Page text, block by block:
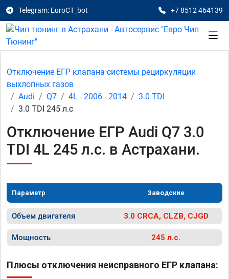
Telegram: EuroCT_bot +7 8512 464139
Отключение ЕГР клапана системы рециркуляции
выхлопных газов
Audi
Q7 4L - 2006 - 2014
3.0 TDI
3.0 TDI 245 л.с
Отключение ЕГР Audi Q7 3.0
TDI 4L 245 л.с. в Астрахани.
Параметр Заводские
Объем двигателя 3.0 CRCA, CLZB, CJGD
Мощность 245 л.с.
Плюсы отключения неисправного ЕГР клапана: